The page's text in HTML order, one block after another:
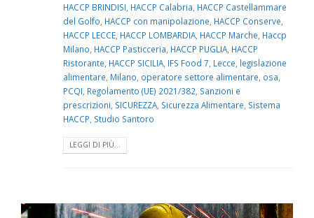
HACCP BRINDISI HACCP Calabria HACCP Castellammare
del Golfo HACCP con manipolazione HACCP Conserve
HACCP LECCE HACCP LOMBARDIA HACCP Marche Haccp
Milano HACCP Pasticceria HACCP PUGLIA HACCP
Ristorante HACCP SICILIA IFS Food 7 Lecce legislazione
alimentare Milano operatore settore alimentare osa
PCQI Regolamento (UE) 2021/382 Sanzioni e
prescrizioni SICUREZZA Sicurezza Alimentare Sistema
HACCP Studio Santoro
LEGGI DI PIÙ...